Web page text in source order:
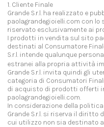
1. Cliente Finale
Grande S.r.l. ha realizzato e
paolagrandegioielli.com con
riservato esclusivamente ai
I prodotti in vendita sul sito
destinati al Consumatore
S.r.l. intende qualunque
estranei alla propria attività
Grande S.r.l. invita quindi gli
categoria di Consumatori
di acquisto di prodotti offerti
paolagrandegioielli.com.
In considerazione della
Grande S.r.l. si riserva il diritto
cui utilizzo non sia destinato